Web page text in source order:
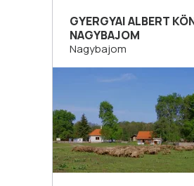
GYERGYAI ALBERT
NAGYBAJOM
Nagybajom